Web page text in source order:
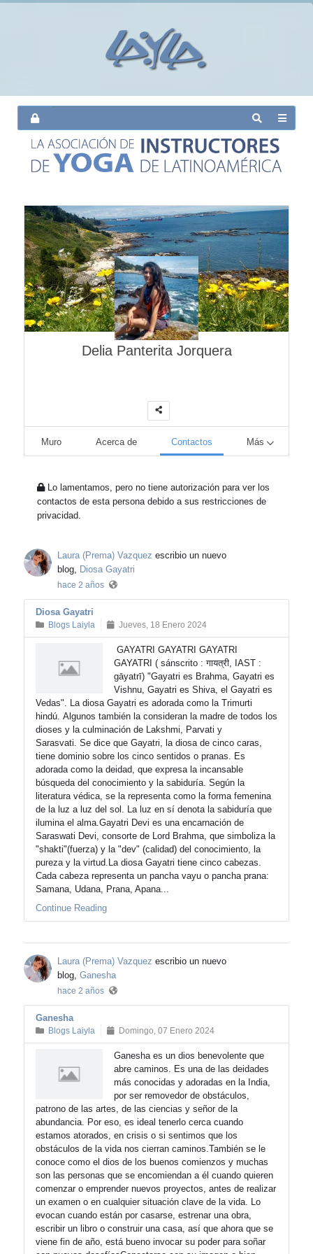
Delia Panterita Jorquera
Muro Acerca de Contactos Más
Lo lamentamos, pero no tiene autorización para ver los
contactos de esta persona debido a sus restricciones de
privacidad.
Laura (Prema) Vazquez escribio un nuevo
blog, Diosa Gayatri
hace 2 años
Diosa Gayatri
Blogs Laiyla Jueves, 18 Enero 2024
GAYATRI GAYATRI GAYATRI
GAYATRI ( sánscrito : गायत्री, IAST :
gāyatrī) "Gayatri es Brahma, Gayatri es
Vishnu, Gayatri es Shiva, el Gayatri es
Vedas". La diosa Gayatri es adorada como la Trimurti
hindú. Algunos también la consideran la madre de todos los
dioses y la culminación de Lakshmi, Parvati y
Sarasvati. Se dice que Gayatri, la diosa de cinco caras,
tiene dominio sobre los cinco sentidos o pranas. Es
adorada como la deidad, que expresa la incansable
búsqueda del conocimiento y la sabiduría. Según la
literatura védica, se la representa como la forma femenina
de la luz a luz del sol. La luz en sí denota la sabiduría que
ilumina el alma.Gayatri Devi es una encarnación de
Saraswati Devi, consorte de Lord Brahma, que simboliza la
"shakti"(fuerza) y la "dev" (calidad) del conocimiento, la
pureza y la virtud.La diosa Gayatri tiene cinco cabezas.
Cada cabeza representa un pancha vayu o pancha prana:
Samana, Udana, Prana, Apana...
Continue Reading
Laura (Prema) Vazquez escribio un nuevo
blog, Ganesha
hace 2 años
Ganesha
Blogs Laiyla Domingo, 07 Enero 2024
Ganesha es un dios benevolente que
abre caminos. Es una de las deidades
más conocidas y adoradas en la India,
por ser removedor de obstáculos,
patrono de las artes, de las ciencias y señor de la
abundancia. Por eso, es ideal tenerlo cerca cuando
estamos atorados, en crisis o si sentimos que los
obstáculos de la vida nos cierran caminos.También se le
conoce como el dios de los buenos comienzos y muchas
son las personas que se encomiendan a él cuando quieren
comenzar o emprender nuevos proyectos, antes de realizar
un examen o en cualquier situación clave de la vida. Lo
evocan cuando están por casarse, estrenar una obra,
escribir un libro o construir una casa, así que ahora que se
viene fin de año, está bueno invocar su poder para soñar